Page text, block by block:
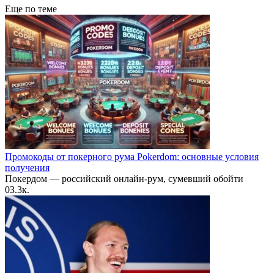
Еще по теме
Промокоды от покерного рума Pokerdom: основные условия
получения
Покердом — российский онлайн-рум, сумевший обойти
03.3к.